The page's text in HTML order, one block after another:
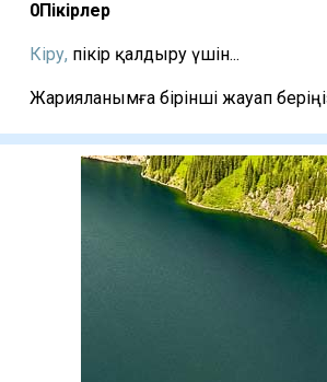
0Пікірлер
Кіру, пікір қалдыру үшін...
Жарияланымға бірінші жауап